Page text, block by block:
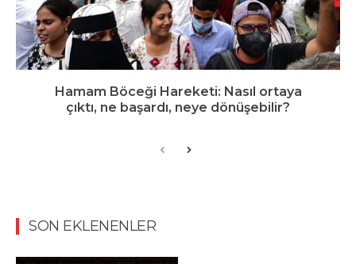
Hamam Böceği Hareketi: Nasıl ortaya
çıktı, ne başardı, neye dönüşebilir?
SON EKLENENLER